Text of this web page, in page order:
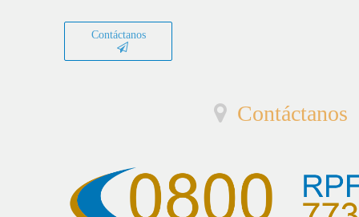
Contáctanos
Contáctanos